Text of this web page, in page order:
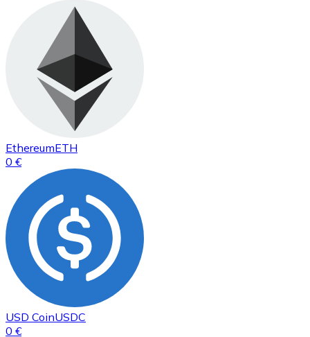
EthereumETH
0 €
USD CoinUSDC
0 €